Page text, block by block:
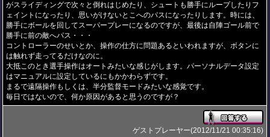
がスライディングで次々と倒れはじめたり、シュートも勝手にループしたりフ
ェイントになったり、思いがけないとこへのパスになったりします。時には、
勝手にボールを回してスーパープレーになるのですが、最後は自陣ゴール前で
勝手に前の敵へパス・・・
コントローラーのせいとか、操作の仕方に問題あるといわれますが、ボタンに
は触れず走ってるだけなのに。
大抵このとき選手操作はオートみたいな感じがします。パーソナルデータ設定
はマニュアルに設定しているにもかかわらずです。
まるで遠隔操作もしくは、半分監督モードみたいな感覚です。
毎日ではないので、何か原因があると思うのですが？
ゲストプレーヤー(2012/11/21 00:35:16)